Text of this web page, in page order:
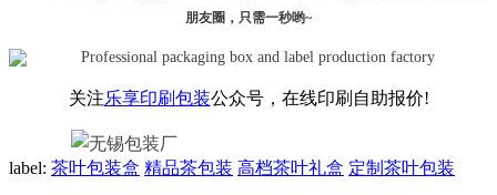
朋友圈，只需一秒哟~
关注乐享印刷包装公众号，在线印刷自助报价!
label: 茶叶包装盒 精品茶包装 高档茶叶礼盒 定制茶叶包装